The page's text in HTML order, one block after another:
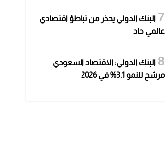
البنك الدولي يحذر من تباطؤ اقتصادي
عالمي حاد
البنك الدولي: الاقتصاد السعودي
مرشح للنمو 3.1% في 2026